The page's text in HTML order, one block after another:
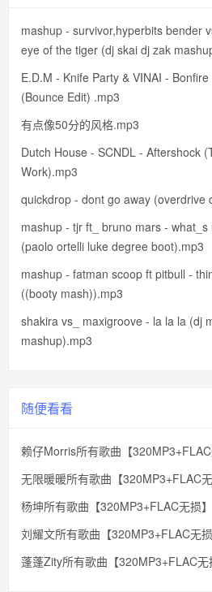
mashup - survivor,hyperbits bender
eye of the tiger (dj skai dj zak
E.D.M - Knife Party & VINAI -
(Bounce Edit) .mp3
有点像50分的风格.mp3
Dutch House - SCNDL - Aftershock
Work).mp3
quickdrop - dont go away (overdrive
mashup - tjr ft_ bruno mars - what_s
(paolo ortelli luke degree boot).mp3
mashup - fatman scoop ft pitbull -
((booty mash)).mp3
shakira vs_ maxigroove - la la la (dj
mashup).mp3
随便看看
赖仔Morris所有歌曲【
无限暖暖所有歌曲【320MP3+FLAC
杨坤所有歌曲【320MP3+FLAC无损
刘耀文所有歌曲【320MP3+FLAC无
蓬蓬Zity所有歌曲【320MP3+FLAC